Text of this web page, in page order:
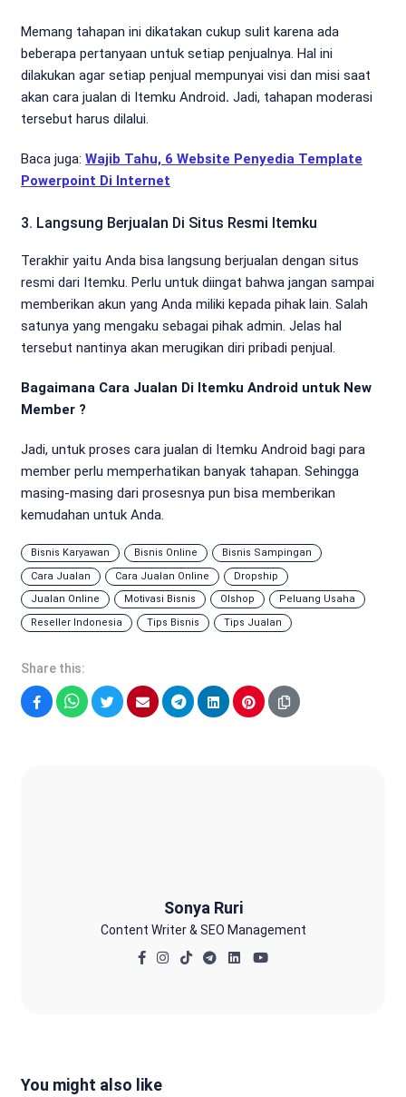
Memang tahapan ini dikatakan cukup sulit karena ada
beberapa pertanyaan untuk setiap penjualnya. Hal ini
dilakukan agar setiap penjual mempunyai visi dan misi saat
akan cara jualan di Itemku Android. Jadi, tahapan moderasi
tersebut harus dilalui.
Baca juga: Wajib Tahu, 6 Website Penyedia Template
Powerpoint Di Internet
3. Langsung Berjualan Di Situs Resmi Itemku
Terakhir yaitu Anda bisa langsung berjualan dengan situs
resmi dari Itemku. Perlu untuk diingat bahwa jangan sampai
memberikan akun yang Anda miliki kepada pihak lain. Salah
satunya yang mengaku sebagai pihak admin. Jelas hal
tersebut nantinya akan merugikan diri pribadi penjual.
Bagaimana Cara Jualan Di Itemku Android untuk New
Member ?
Jadi, untuk proses cara jualan di Itemku Android bagi para
member perlu memperhatikan banyak tahapan. Sehingga
masing-masing dari prosesnya pun bisa memberikan
kemudahan untuk Anda.
Bisnis Karyawan Bisnis Online
Bisnis Sampingan
Cara Jualan
Cara Jualan Online
Dropship
Jualan Online
Motivasi Bisnis Olshop
Peluang Usaha
Reseller Indonesia
Tips Bisnis Tips Jualan
Share this:
Sonya Ruri
Content Writer & SEO Management
You might also like